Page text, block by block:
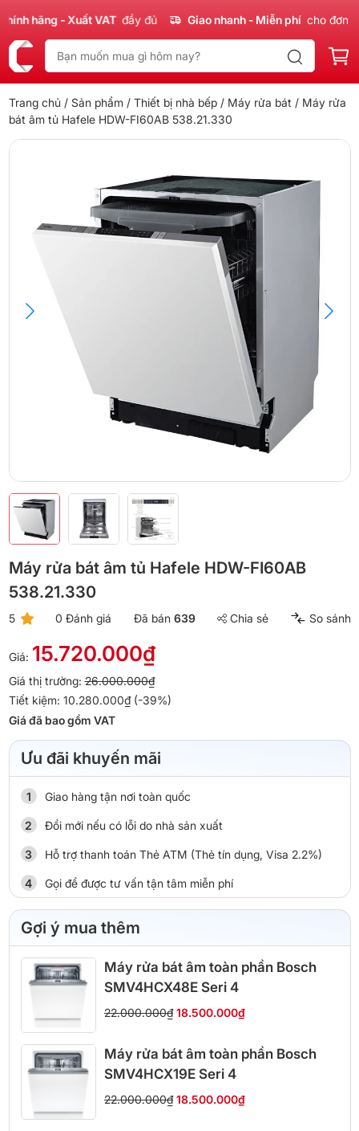
hãng - Xuất VAT đầy đủ Giao nhanh - Miễn phí cho đơn
Trang chủ / Sản phẩm / Thiết bị nhà bếp/ Máy rửa bát / Máy rửa
bát âm tủ Hafele HDW-FI60AB 538.21.330
Máy rửa bát âm tủ Hafele HDW-FI60AB
538.21.330
5 0 Đánh giá Đã bán 639 Chia sẻ So sánh
Giá: 15.720.000₫
Giá thị trường:26.000.000₫
Tiết kiệm: 10.280.000₫ (-39%)
Giá đã bao gồm VAT
Ưu đãi khuyến mãi
Giao hàng tận nơi toàn quốc
Đổi mới nếu có lỗi do nhà sản xuất
Hỗ trợ thanh toán Thẻ ATM (Thẻ tín dụng, Visa 2.2%)
Gọi để được tư vấn tận tâm miễn phí
Gợi ý mua thêm
Máy rửa bát âm toàn phần Bosch
SMV4HCX48E Seri 4
22.000.000₫ 18.500.000₫
Máy rửa bát âm toàn phần Bosch
SMV4HCX19E Seri 4
22.000.000₫ 18.500.000₫